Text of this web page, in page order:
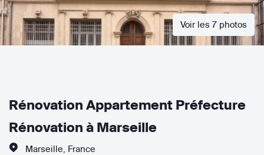
Voir les 7 photos
Rénovation Appartement Préfecture
Rénovation à Marseille
Marseille France